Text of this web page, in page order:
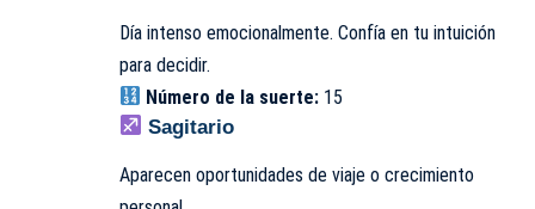
Día intenso emocionalmente. Confía en tu intuición
para decidir.
Número de la suerte: 15
Sagitario
Aparecen oportunidades de viaje o crecimiento